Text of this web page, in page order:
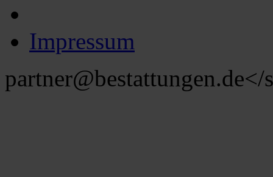
Impressum
partner@bestattungen.de</